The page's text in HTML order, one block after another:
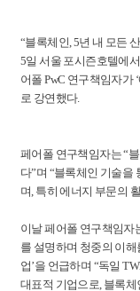
“블록체인, 5년 내 모든
5일 서울 포시즌호텔에
어폴 PwC 연구책임자가
로 강연했다.
페어폴 연구책임자는 “
다”며 “블록체인 기술을
며, 특히 에너지 부문의
이날 페어폴 연구책임자
를 설명하며 청중의 이
업’을 언급하며 “독일
대표적 기업으로, 블록